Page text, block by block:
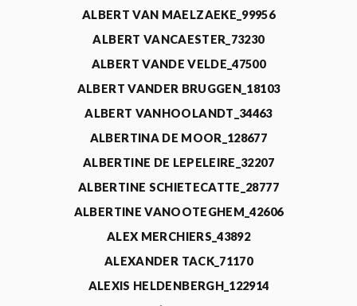
ALBERT VAN MAELZAEKE_99956
ALBERT VANCAESTER_73230
ALBERT VANDE VELDE_47500
ALBERT VANDER BRUGGEN_18103
ALBERT VANHOOLANDT_34463
ALBERTINA DE MOOR_128677
ALBERTINE DE LEPELEIRE_32207
ALBERTINE SCHIETECATTE_28777
ALBERTINE VANOOTEGHEM_42606
ALEX MERCHIERS_43892
ALEXANDER TACK_71170
ALEXIS HELDENBERGH_122914